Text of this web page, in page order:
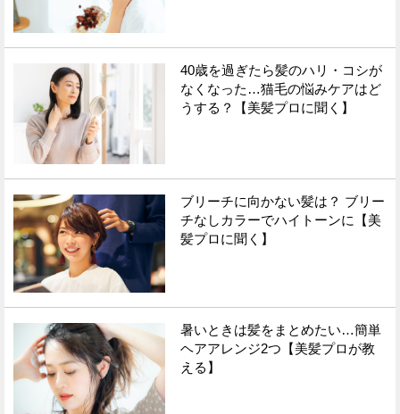
40歳を過ぎたら髪のハリ・コシが
なくなった…猫毛の悩みケアはど
うする？【美髪プロに聞く】
ブリーチに向かない髪は？ ブリー
チなしカラーでハイトーンに【美
髪プロに聞く】
暑いときは髪をまとめたい…簡単
ヘアアレンジ2つ【美髪プロが教
える】